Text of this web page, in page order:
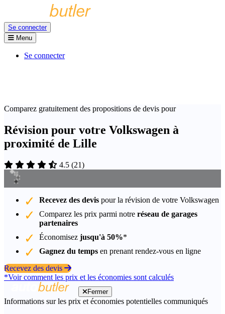
Se connecter
Menu
Se connecter
Comparez gratuitement des propositions de devis pour
Révision pour votre Volkswagen à
proximité de Lille
4.5 (21)
Recevez des devis pour la révision de votre Volkswagen
Comparez les prix parmi notre réseau de garages
partenaires
Économisez jusqu'à 50%*
Gagnez du temps en prenant rendez-vous en ligne
Recevez des devis
*Voir comment les prix et les économies sont calculés
Fermer
Informations sur les prix et économies potentielles communiqués